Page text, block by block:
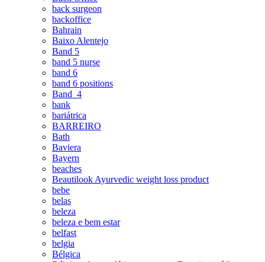
back surgeon
backoffice
Bahrain
Baixo Alentejo
Band 5
band 5 nurse
band 6
band 6 positions
Band_4
bank
bariátrica
BARREIRO
Bath
Baviera
Bayern
beaches
Beautilook Ayurvedic weight loss product
bebe
belas
beleza
beleza e bem estar
belfast
belgia
Bélgica